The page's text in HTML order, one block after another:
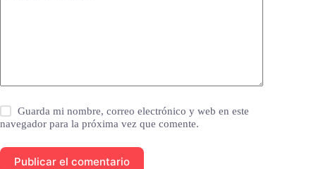
Guarda mi nombre, correo electrónico y web en este
navegador para la próxima vez que comente.
Publicar el comentario